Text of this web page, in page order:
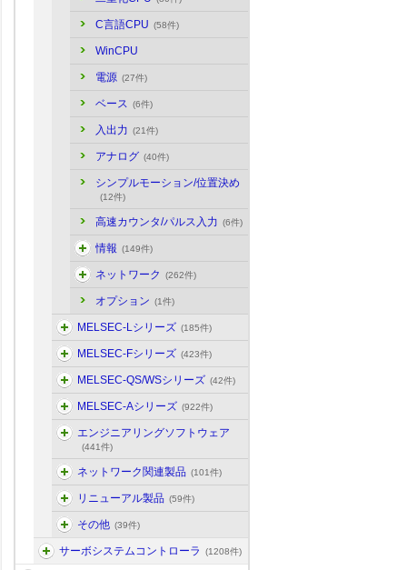
C言語CPU (58件)
WinCPU
電源 (27件)
ベース (6件)
入出力 (21件)
アナログ (40件)
シンプルモーション/位置決め
(12件)
高速カウンタ/パルス入力 (6件)
情報 (149件)
ネットワーク (262件)
オプション (1件)
MELSEC-Lシリーズ (185件)
MELSEC-Fシリーズ (423件)
MELSEC-QS/WSシリーズ (42件)
MELSEC-Aシリーズ (922件)
エンジニアリングソフトウェア
(441件)
ネットワーク関連製品 (101件)
リニューアル製品 (59件)
その他 (39件)
サーボシステムコントローラ (1208件)